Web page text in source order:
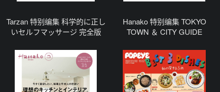
Tarzan 特别编集 科学的に正し
いセルフマッサージ 完全版
Hanako 特别编集 TOKYO
TOWN ＆ CITY GUIDE